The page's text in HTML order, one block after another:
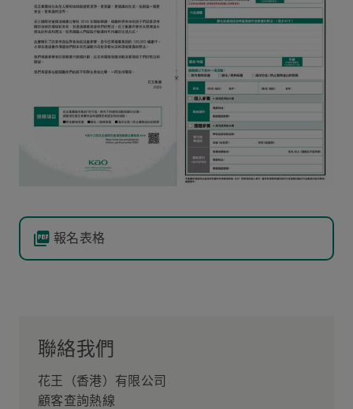
報名表格
聯絡我們
花王（香港）有限公司
顧客查詢熱線